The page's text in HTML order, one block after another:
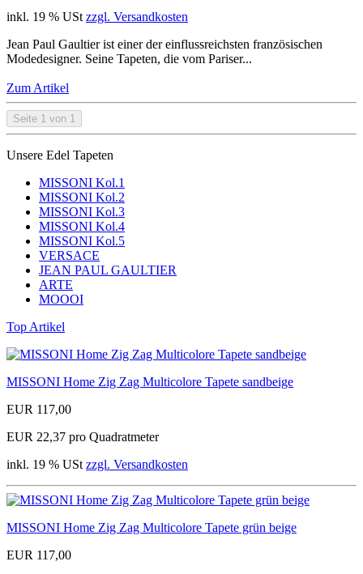
inkl. 19 % USt zzgl. Versandkosten
Jean Paul Gaultier ist einer der einflussreichsten französischen
Modedesigner. Seine Tapeten, die vom Pariser...
Zum Artikel
Seite 1 von 1
Unsere Edel Tapeten
MISSONI Kol.1
MISSONI Kol.2
MISSONI Kol.3
MISSONI Kol.4
MISSONI Kol.5
VERSACE
JEAN PAUL GAULTIER
ARTE
MOOOI
Top Artikel
MISSONI Home Zig Zag Multicolore Tapete sandbeige
EUR 117,00
EUR 22,37 pro Quadratmeter
inkl. 19 % USt zzgl. Versandkosten
MISSONI Home Zig Zag Multicolore Tapete grün beige
EUR 117,00